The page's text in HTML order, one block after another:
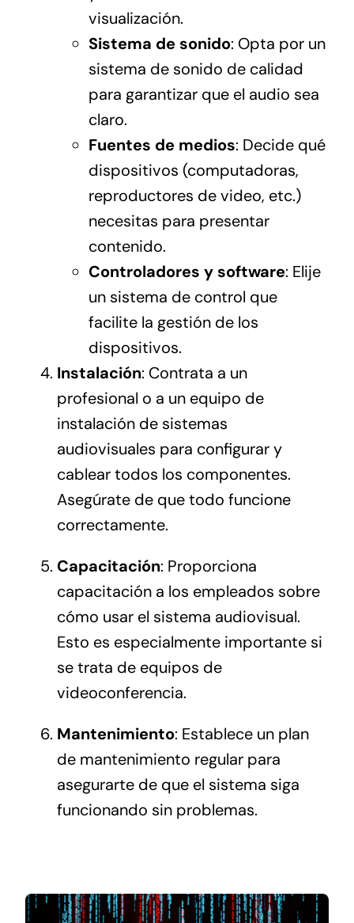
visualización.
Sistema de sonido: Opta por un
sistema de sonido de calidad
para garantizar que el audio sea
claro.
Fuentes de medios: Decide qué
dispositivos (computadoras,
reproductores de video, etc.)
necesitas para presentar
contenido.
Controladores y software: Elije
un sistema de control que
facilite la gestión de los
dispositivos.
Instalación: Contrata a un
profesional o a un equipo de
instalación de sistemas
audiovisuales para configurar y
cablear todos los componentes.
Asegúrate de que todo funcione
correctamente.
Capacitación: Proporciona
capacitación a los empleados sobre
cómo usar el sistema audiovisual.
Esto es especialmente importante si
se trata de equipos de
videoconferencia.
Mantenimiento: Establece un plan
de mantenimiento regular para
asegurarte de que el sistema siga
funcionando sin problemas.